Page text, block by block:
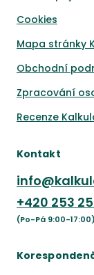
Cookies
Mapa stránky
Obchodní
Zpracování
Recenze
Kontakt
+420 253
(Po-Pá 9:00-17:00)